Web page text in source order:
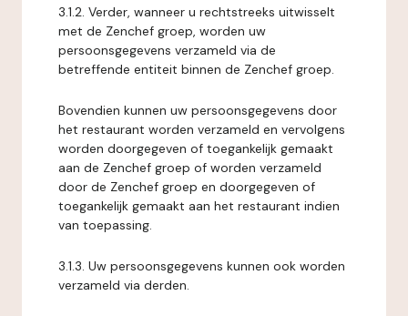
3.1.2. Verder, wanneer u rechtstreeks uitwisselt
met de Zenchef groep, worden uw
persoonsgegevens verzameld via de
betreffende entiteit binnen de Zenchef groep.
Bovendien kunnen uw persoonsgegevens door
het restaurant worden verzameld en vervolgens
worden doorgegeven of toegankelijk gemaakt
aan de Zenchef groep of worden verzameld
door de Zenchef groep en doorgegeven of
toegankelijk gemaakt aan het restaurant indien
van toepassing.
3.1.3. Uw persoonsgegevens kunnen ook worden
verzameld via derden.